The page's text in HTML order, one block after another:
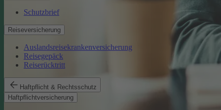
Schutzbrief
Reiseversicherung
Auslandsreisekrankenversicherung
Reisegepäck
Reiserücktritt
Haftpflicht & Rechtsschutz
Haftpflichtversicherung